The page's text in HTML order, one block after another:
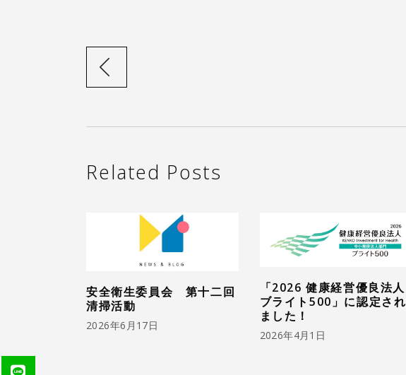
Related Posts
安全衛生委員会 第十二回
清掃活動
2026年6月17日
「2026 健康経営優良法人
ブライト500」に認定され
ました！
2026年4月1日